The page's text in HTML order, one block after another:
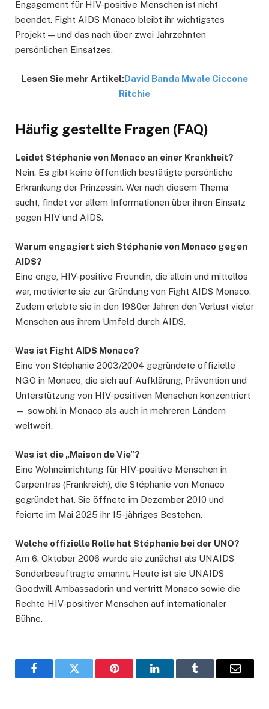
Engagement für HIV-positive Menschen ist nicht
beendet. Fight AIDS Monaco bleibt ihr wichtigstes
Projekt — und das nach über zwei Jahrzehnten
persönlichen Einsatzes.
Lesen Sie mehr Artikel:David Banda Mwale Ciccone
Ritchie
Häufig gestellte Fragen (FAQ)
Leidet Stéphanie von Monaco an einer Krankheit?
Nein. Es gibt keine öffentlich bestätigte persönliche
Erkrankung der Prinzessin. Wer nach diesem Thema
sucht, findet vor allem Informationen über ihren Einsatz
gegen HIV und AIDS.
Warum engagiert sich Stéphanie von Monaco gegen
AIDS?
Eine enge, HIV-positive Freundin, die allein und mittellos
war, motivierte sie zur Gründung von Fight AIDS Monaco.
Zudem erlebte sie in den 1980er Jahren den Verlust vieler
Menschen aus ihrem Umfeld durch AIDS.
Was ist Fight AIDS Monaco?
Eine von Stéphanie 2003/2004 gegründete offizielle
NGO in Monaco, die sich auf Aufklärung, Prävention und
Unterstützung von HIV-positiven Menschen konzentriert
— sowohl in Monaco als auch in mehreren Ländern
weltweit.
Was ist die „Maison de Vie”?
Eine Wohneinrichtung für HIV-positive Menschen in
Carpentras (Frankreich), die Stéphanie von Monaco
gegründet hat. Sie öffnete im Dezember 2010 und
feierte im Mai 2025 ihr 15-jähriges Bestehen.
Welche offizielle Rolle hat Stéphanie bei der UNO?
Am 6. Oktober 2006 wurde sie zunächst als UNAIDS
Sonderbeauftragte ernannt. Heute ist sie UNAIDS
Goodwill Ambassadorin und vertritt Monaco sowie die
Rechte HIV-positiver Menschen auf internationaler
Bühne.
FacebookTwitter Pinterest LinkedInTumblr Email